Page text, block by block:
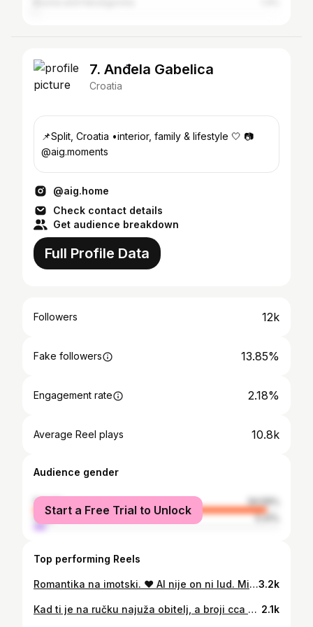
7. Anđela Gabelica
Croatia
📌Split, Croatia •interior, family & lifestyle 🤍 📷
@aig.moments
@aig.home
Check contact details
Get audience breakdown
Full Profile Data
Followers 12k
Fake followers 13.85%
Engagement rate 2.18%
Average Reel plays 10.8k
Audience gender
female
94.59%
male
5.41%
Start a Free Trial to Unlock
Top performing Reels
Romantika na imotski. ❤️ Al nije on ni lud. Mi se proveli, a kući se vratili u plusu. 😁3.2k
Kad ti je na ručku najuža obitelj, a broji cca 20 osoba, onda je za nas najbolji izbor teletina ispod peke/sača. To je jelo koje zapravo radimo i svako druge nedilje, kad smo mi iz kuće na zajedničkom ručku, samo u manjem broju. Svekrva je majstor za pripremu i začinjavanje, pa se ja tu ne mišam. Digod uletim u pomoć s pripremom priloga. A muž je na zadatku na kaminu u konobi. Jedva čekamo da i dole dovršimo kuhinju, tako da cijeli proces od početka seli dole. Kakav će to tek gušt biti. 😍 #dalmatinskapeka #ispodpeke #ispodsača #dalmatinskakuhinja #konoba #tradicionalnakuhinja #hrana #dalmatianfood #teletina #foodie 2.1k